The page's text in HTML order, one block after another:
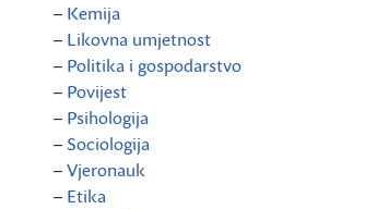
– Kemija
– Likovna umjetnost
– Politika i gospodarstvo
– Povijest
– Psihologija
–Sociologija
–Vjeronauk
– Etika